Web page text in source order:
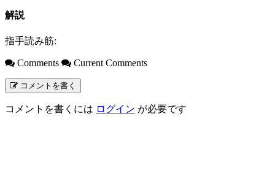
解説
指手読み筋:
Comments Current Comments
コメントを書く
コメントを書くには ログイン が必要です